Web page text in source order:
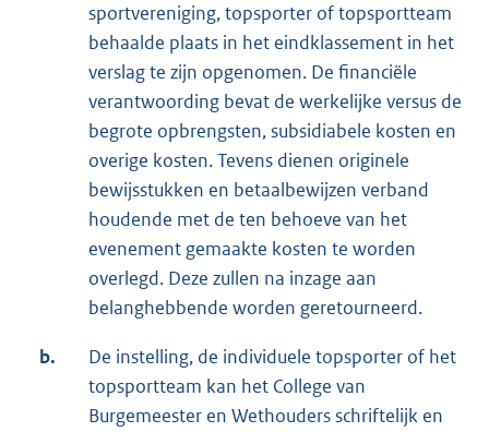
sportvereniging, topsporter of topsportteam
behaalde plaats in het eindklassement in het
verslag te zijn opgenomen. De financiële
verantwoording bevat de werkelijke versus de
begrote opbrengsten, subsidiabele kosten en
overige kosten. Tevens dienen originele
bewijsstukken en betaalbewijzen verband
houdende met de ten behoeve van het
evenement gemaakte kosten te worden
overlegd. Deze zullen na inzage aan
belanghebbende worden geretourneerd.
b.
De instelling, de individuele topsporter of het
topsportteam kan het College van
Burgemeester en Wethouders schriftelijk en